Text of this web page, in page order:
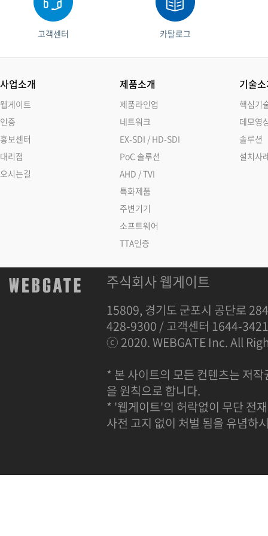
고객센터 카탈로그
사업소개
웹게이트
인증
홍보센터
대리점
오시는길
제품소개
제품라인업
네트워크
EX-SDI / HD-SDI
PoC 솔루션
AHD / TVI
특화제품
주변기기
소프트웨어
TTA인증
기술
핵심기
데모영
솔루션
설치사
주식회사 웹게이트
15809, 경기도 군포시 공단로
428-9300 / 고객센터 1644-
ⓒ 2020. WEBGATE Inc. All
* 본 사이트의 모든 컨텐츠는 저
을 원칙으로 합니다.
* '웹게이트'의 허락없이 무단 전
사전 고지 없이 처벌 됨을 유념하